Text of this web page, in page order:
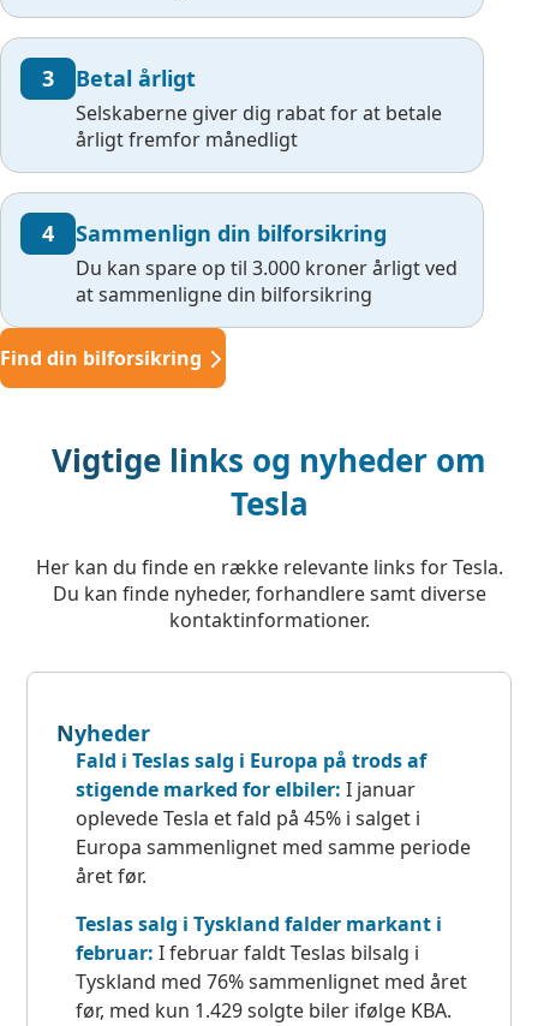
3 Betal årligt
Selskaberne giver dig rabat for at betale
årligt fremfor månedligt
4 Sammenlign din bilforsikring
Du kan spare op til 3.000 kroner årligt ved
at sammenligne din bilforsikring
Find din bilforsikring
Vigtige links og nyheder om
Tesla
Her kan du finde en række relevante links for Tesla.
Du kan finde nyheder, forhandlere samt diverse
kontaktinformationer.
Nyheder
Fald i Teslas salg i Europa på trods af
stigende marked for elbiler:I januar
oplevede Tesla et fald på 45% i salget i
Europa sammenlignet med samme periode
året før.
Teslas salg i Tyskland falder markant i
februar: I februar faldt Teslas bilsalg i
Tyskland med 76% sammenlignet med året
før, med kun 1.429 solgte biler ifølge KBA.